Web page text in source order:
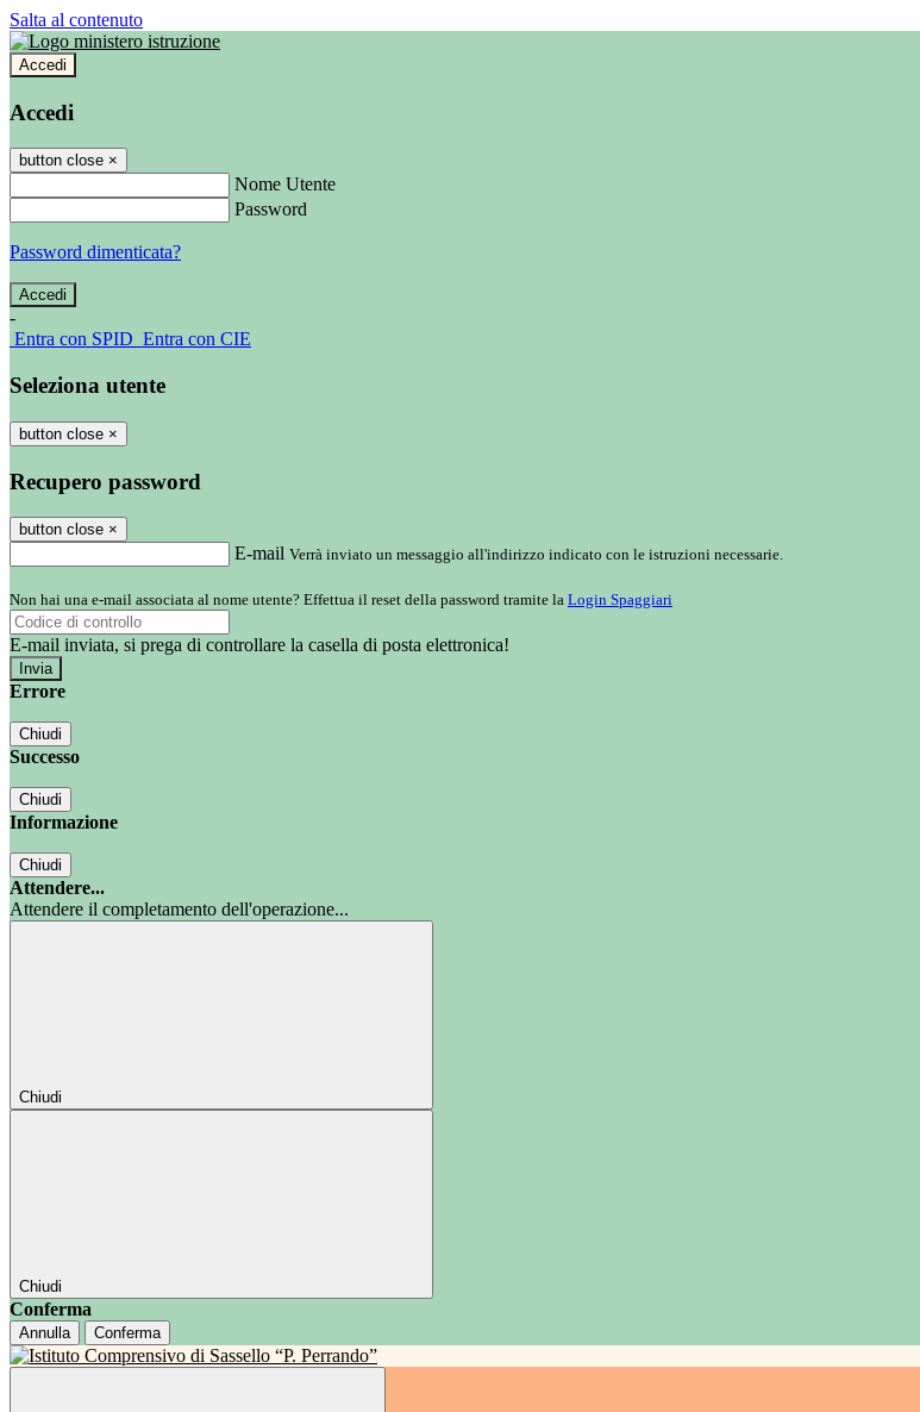
Salta al contenuto
Accedi
Accedi
button close ×
Nome Utente
Password
Password dimenticata?
-
Entra con SPID Entra con CIE
Seleziona utente
button close ×
Recupero password
button close ×
E-mail Verrà inviato un messaggio all'indirizzo indicato con le istruzioni necessarie.
Non hai una e-mail associata al nome utente? Effettua il reset della password tramite la Login Spaggiari
E-mail inviata, si prega di controllare la casella di posta elettronica!
Errore
Chiudi
Successo
Chiudi
Informazione
Chiudi
Attendere...
Attendere il completamento dell'operazione...
Chiudi
Chiudi
Conferma
Annulla Conferma